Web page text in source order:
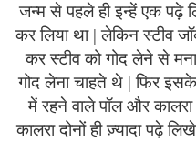
जन्म से पहले ही इन्हें एक पढ़े
कर लिया था | लेकिन स्टीव
कर स्टीव को गोद लेने से
गोद लेना चाहते थे | फिर इसके
में रहने वाले पॉल और
कालरा दोनों ही ज़्यादा पढ़े